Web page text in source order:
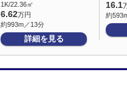
1K/22.36㎡
6.62万円
約993m／13分
詳細を見る
16.1
約